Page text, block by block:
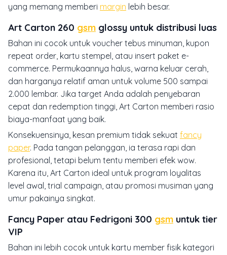
yang memang memberi margin lebih besar.
Art Carton 260 gsm glossy untuk distribusi luas
Bahan ini cocok untuk voucher tebus minuman, kupon
repeat order, kartu stempel, atau insert paket e-
commerce. Permukaannya halus, warna keluar cerah,
dan harganya relatif aman untuk volume 500 sampai
2.000 lembar. Jika target Anda adalah penyebaran
cepat dan redemption tinggi, Art Carton memberi rasio
biaya-manfaat yang baik.
Konsekuensinya, kesan premium tidak sekuat fancy
paper. Pada tangan pelanggan, ia terasa rapi dan
profesional, tetapi belum tentu memberi efek wow.
Karena itu, Art Carton ideal untuk program loyalitas
level awal, trial campaign, atau promosi musiman yang
umur pakainya singkat.
Fancy Paper atau Fedrigoni 300 gsm untuk tier
VIP
Bahan ini lebih cocok untuk kartu member fisik kategori